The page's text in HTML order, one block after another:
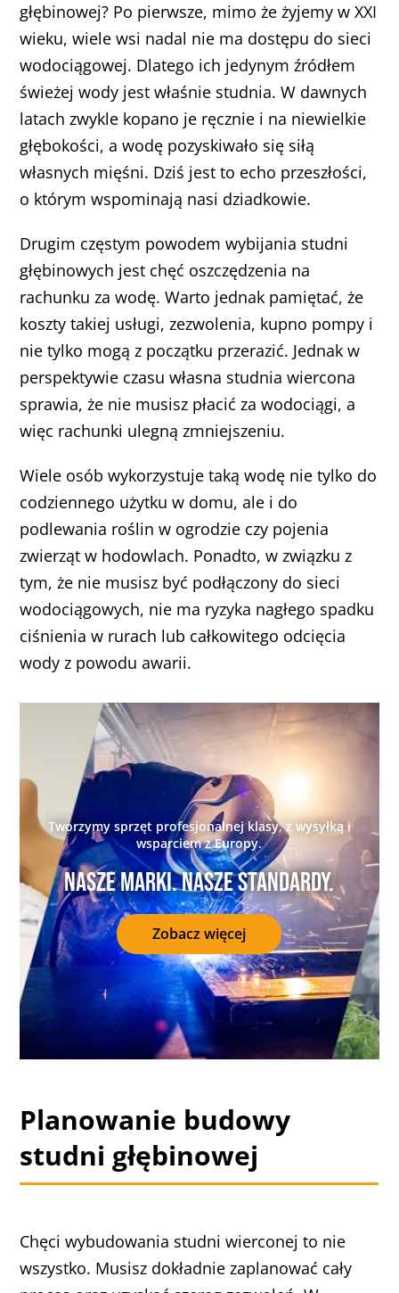
głębinowej? Po pierwsze, mimo że żyjemy w XXI
wieku, wiele wsi nadal nie ma dostępu do sieci
wodociągowej. Dlatego ich jedynym źródłem
świeżej wody jest właśnie studnia. W dawnych
latach zwykle kopano je ręcznie i na niewielkie
głębokości, a wodę pozyskiwało się siłą
własnych mięśni. Dziś jest to echo przeszłości,
o którym wspominają nasi dziadkowie.
Drugim częstym powodem wybijania studni
głębinowych jest chęć oszczędzenia na
rachunku za wodę. Warto jednak pamiętać, że
koszty takiej usługi, zezwolenia, kupno pompy i
nie tylko mogą z początku przerazić. Jednak w
perspektywie czasu własna studnia wiercona
sprawia, że nie musisz płacić za wodociągi, a
więc rachunki ulegną zmniejszeniu.
Wiele osób wykorzystuje taką wodę nie tylko do
codziennego użytku w domu, ale i do
podlewania roślin w ogrodzie czy pojenia
zwierząt w hodowlach. Ponadto, w związku z
tym, że nie musisz być podłączony do sieci
wodociągowych, nie ma ryzyka nagłego spadku
ciśnienia w rurach lub całkowitego odcięcia
wody z powodu awarii.
Tworzymy sprzęt profesjonalnej klasy, z wysyłką i
wsparciem z Europy.
Nasze marki. Nasze standardy.
Zobacz więcej
Planowanie budowy
studni głębinowej
Chęci wybudowania studni wierconej to nie
wszystko. Musisz dokładnie zaplanować cały